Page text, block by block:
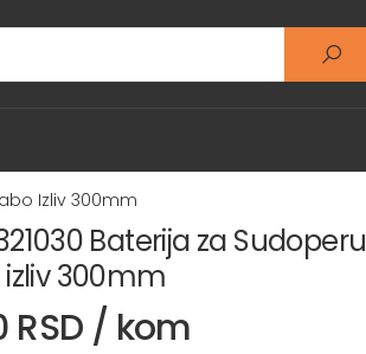
Izliv 300mm
Baterija za Sudoperu
300mm
RSD / kom